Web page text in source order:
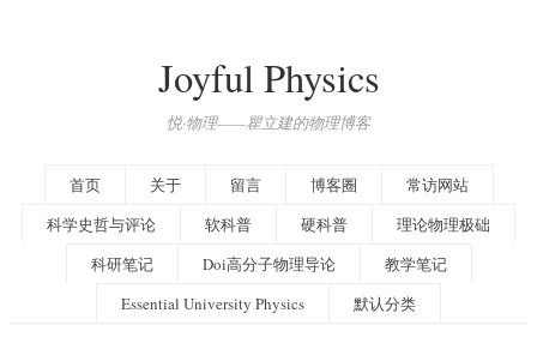
Joyful Physics
悦·物理——瞿立建的物理博客
首页 关于 留言 博客圈
常访网站
科学史哲与评论
软科普 硬科普
理论物理极础
科研笔记
Doi高分子物理导论
教学笔记
Essential University Physics
默认分类